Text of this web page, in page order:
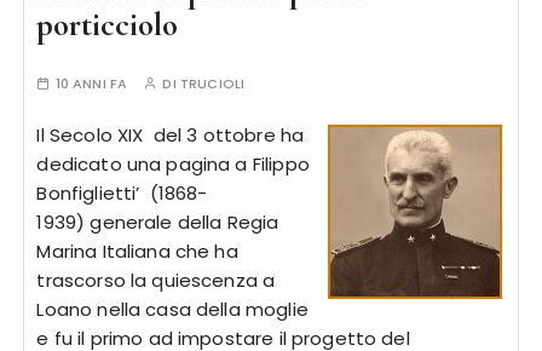
porticciolo
10 ANNI FA DI TRUCIOLI
Il Secolo XIX del 3 ottobre ha
dedicato una pagina a Filippo
Bonfiglietti’ (1868-
1939) generale della Regia
Marina Italiana che ha
trascorso la quiescenza a
Loano nella casa della moglie
e fu il primo ad impostare il progetto del